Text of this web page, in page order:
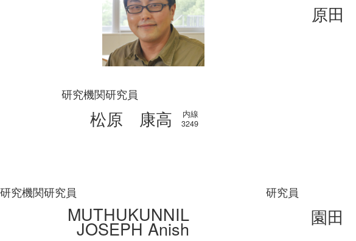
研究機関研究員
松原 康高
内線
3249
原田
研究機関研究員
MUTHUKUNNIL
JOSEPH Anish
研究員
園